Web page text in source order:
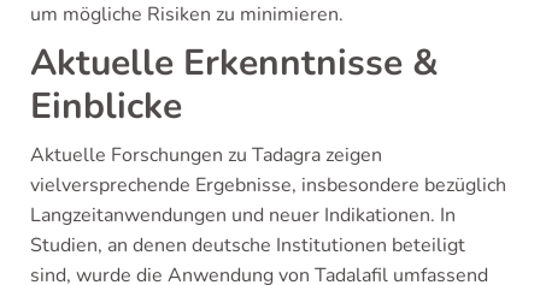
um mögliche Risiken zu minimieren.
Aktuelle Erkenntnisse &
Einblicke
Aktuelle Forschungen zu Tadagra zeigen
vielversprechende Ergebnisse, insbesondere bezüglich
Langzeitanwendungen und neuer Indikationen. In
Studien, an denen deutsche Institutionen beteiligt
sind, wurde die Anwendung von Tadalafil umfassend